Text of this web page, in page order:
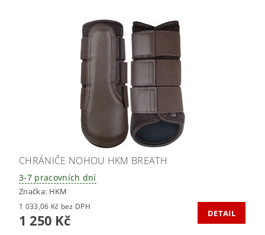
CHRÁNIČE NOHOU HKM BREATH
3-7 pracovních dní
Značka: HKM
1 033,06 Kč bez DPH
1 250 Kč DETAIL